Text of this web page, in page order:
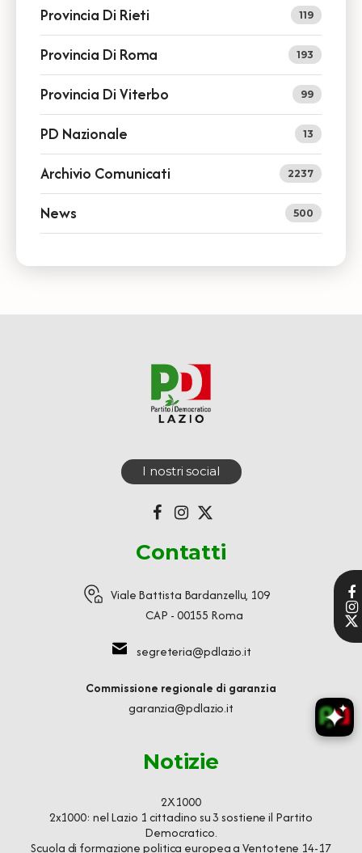
Provincia Di Rieti 119
Provincia Di Roma 193
Provincia Di Viterbo 99
PD Nazionale 13
Archivio Comunicati 2237
News 500
I nostri social
Contatti
Viale Battista Bardanzellu, 109
CAP - 00155 Roma
segreteria@pdlazio.it
Commissione regionale di garanzia
garanzia@pdlazio.it
Notizie
2X1000
2x1000: nel Lazio 1 cittadino su 3 sostiene il Partito
Democratico.
Scuola di formazione politica europea a Ventotene 14-17